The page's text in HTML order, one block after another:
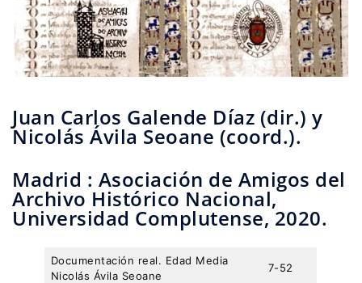
Juan Carlos Galende Díaz (dir.) y
Nicolás Ávila Seoane (coord.).
Madrid : Asociación de Amigos del
Archivo Histórico Nacional,
Universidad Complutense, 2020.
Documentación real. Edad Media
Nicolás Ávila Seoane
7-52